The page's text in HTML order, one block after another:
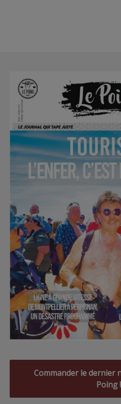
Commander le dernier
Poing !